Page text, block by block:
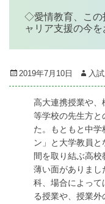
◇愛情教育、こ
ャリア支援の今
Posted
on
2019年7月10日 Author
入
高大連携授業や、
等学校の先生方と
た。もともと中
ン」と大学教員
間を取り結ぶ高
薄い面がありまし
科、場合によって
る授業や、授業